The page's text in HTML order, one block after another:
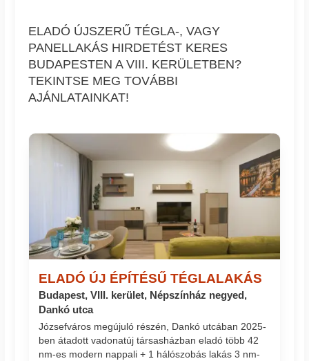
ELADÓ ÚJSZERŰ TÉGLA-, VAGY
PANELLAKÁS HIRDETÉST KERES
BUDAPESTEN A VIII. KERÜLETBEN?
TEKINTSE MEG TOVÁBBI
AJÁNLATAINKAT!
ELADÓ ÚJ ÉPÍTÉSŰ TÉGLALAKÁS
Budapest, VIII. kerület, Népszínház negyed,
Dankó utca
Józsefváros megújuló részén, Dankó utcában 2025-
ben átadott vadonatúj társasházban eladó több 42
nm-es modern nappali + 1 hálószobás lakás 3 nm-